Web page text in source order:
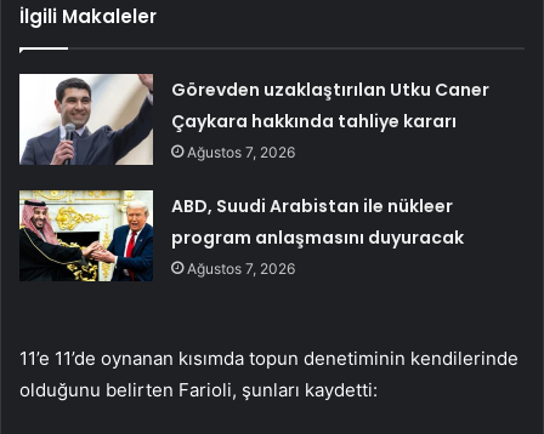
İlgili Makaleler
Görevden uzaklaştırılan Utku Caner
Çaykara hakkında tahliye kararı
Ağustos 7, 2026
ABD, Suudi Arabistan ile nükleer
program anlaşmasını duyuracak
Ağustos 7, 2026
11’e 11’de oynanan kısımda topun denetiminin kendilerinde
olduğunu belirten Farioli, şunları kaydetti: